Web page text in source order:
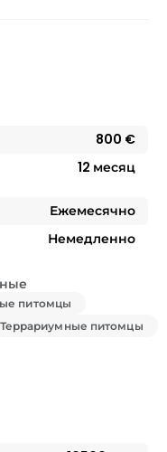
800 €
12 месяц
Ежемесячно
Немедленно
питомцы
Террариумные питомцы